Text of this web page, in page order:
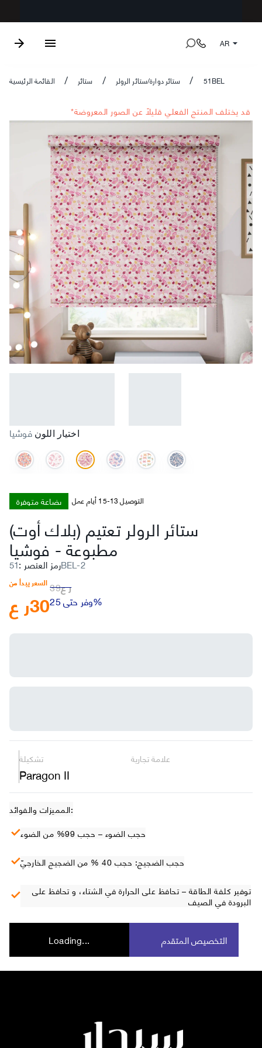
AR
القائمة الرئيسية / ستائر / ستائر دوارة/ستائر الرولر / 51BEL
*قد يختلف المنتج الفعلي قليلاً عن الصور المعروضة
اختيار اللون فوشيا
بضاعة متوفرة التوصيل 13-15 أيام عمل
ستائر الرولر تعتيم (بلاك أوت)
مطبوعة- فوشيا
رمز العنصر : 51BEL-2
السعر يبدأ من
ر ع30
ر ع39
وفر حتى 25%
تشكيلة
Paragon II
علامة تجارية
المميزات والفوائد:
حجب الضوء – حجب 99% من الضوء
حجب الضجيج: حجب 40 % من الضجيج الخارجيّ
توفير كلفة الطاقة – تحافظ على الحرارة في الشتاء، و تحافظ على
البرودة في الصيف
Loading... التخصيص المتقدم